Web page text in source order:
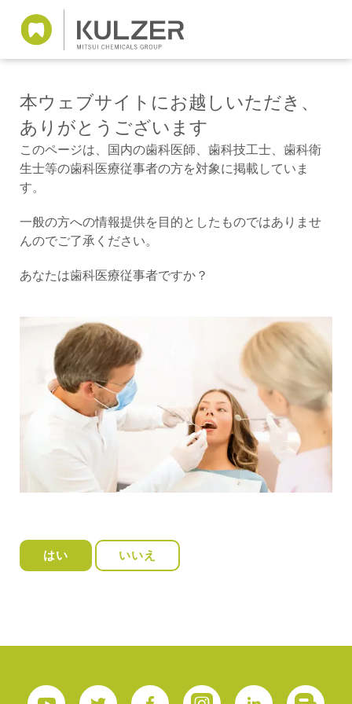
本ウェブサイトにお越しいただき、
ありがとうございます
このページは、国内の歯科医師、歯科技工士、歯科衛
生士等の歯科医療従事者の方を対象に掲載していま
す。
一般の方への情報提供を目的としたものではありませ
んのでご了承ください。
あなたは歯科医療従事者ですか？